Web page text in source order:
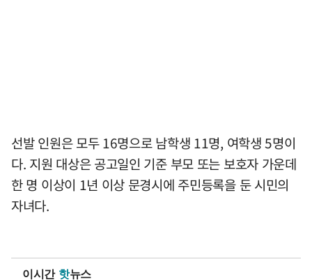
선발 인원은 모두 16명으로 남학생 11명, 여학생 5명이
다. 지원 대상은 공고일인 기준 부모 또는 보호자 가운데
한 명 이상이 1년 이상 문경시에 주민등록을 둔 시민의
자녀다.
이시간 핫뉴스